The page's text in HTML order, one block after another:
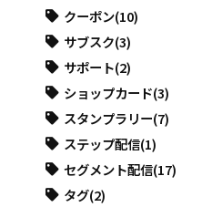
クーポン(10)
サブスク(3)
サポート(2)
ショップカード(3)
スタンプラリー(7)
ステップ配信(1)
セグメント配信(17)
タグ(2)